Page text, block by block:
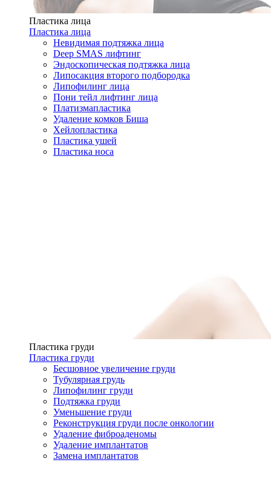
Пластика лица
Пластика лица
Невидимая подтяжка лица
Deep SMAS лифтинг
Эндоскопическая подтяжка лица
Липосакция второго подбородка
Липофилинг лица
Пони тейл лифтинг лица
Платизмапластика
Удаление комков Биша
Хейлопластика
Пластика ушей
Пластика носа
Пластика груди
Пластика груди
Бесшовное увеличение груди
Тубулярная грудь
Липофилинг груди
Подтяжка груди
Уменьшение груди
Реконструкция груди после онкологии
Удаление фиброаденомы
Удаление имплантатов
Замена имплантатов